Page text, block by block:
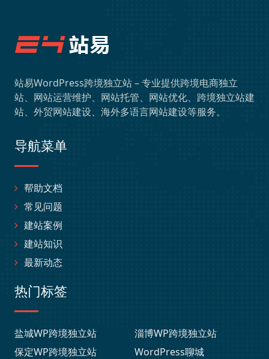
站易WordPress跨境独立站 – 专业提供跨境电商独立
站、网站运营维护、网站托管、网站优化、跨境独立站建
站、外贸网站建设、海外多语言网站建设等服务。
导航菜单
帮助文档
常见问题
建站案例
建站知识
最新动态
热门标签
盐城WP跨境独立站
淄博WP跨境独立站
保定WP跨境独立站
WordPress聊城